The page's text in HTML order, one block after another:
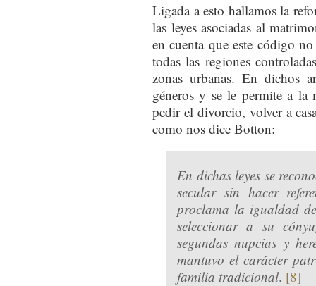
Ligada a esto hallamos la
las leyes asociadas al
en cuenta que este código
todas las regiones
zonas urbanas. En dichos
géneros y se le permite a la
pedir el divorcio, volver a
como nos dice Botton:
En dichas leyes se
secular sin hacer
proclama la igualdad
seleccionar a su
segundas nupcias y
mantuvo el carácter
familia tradicional. [8]